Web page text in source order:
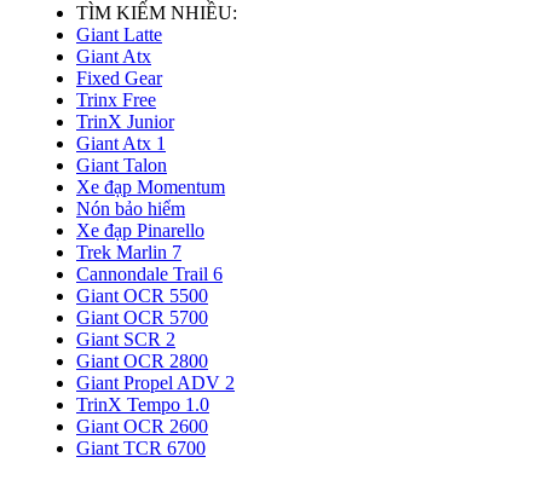
TÌM KIẾM NHIỀU:
Giant Latte
Giant Atx
Fixed Gear
Trinx Free
TrinX Junior
Giant Atx 1
Giant Talon
Xe đạp Momentum
Nón bảo hiểm
Xe đạp Pinarello
Trek Marlin 7
Cannondale Trail 6
Giant OCR 5500
Giant OCR 5700
Giant SCR 2
Giant OCR 2800
Giant Propel ADV 2
TrinX Tempo 1.0
Giant OCR 2600
Giant TCR 6700